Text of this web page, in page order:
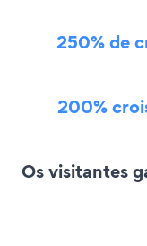
250% de
200%
Os visitantes